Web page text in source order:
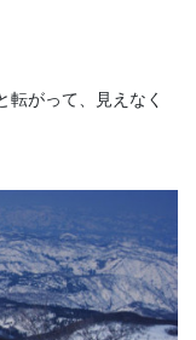
転がって、見えなく